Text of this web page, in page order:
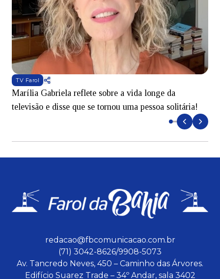
TV Farol
Marília Gabriela reflete sobre a vida longe da
televisão e disse que se tornou uma pessoa solitária!
redacao@fbcomunicacao.com.br
(71) 3042-8626/9908-5073
Av. Tancredo Neves, 450 – Caminho das Árvores.
Edifício Suarez Trade – 34º Andar, sala 3402